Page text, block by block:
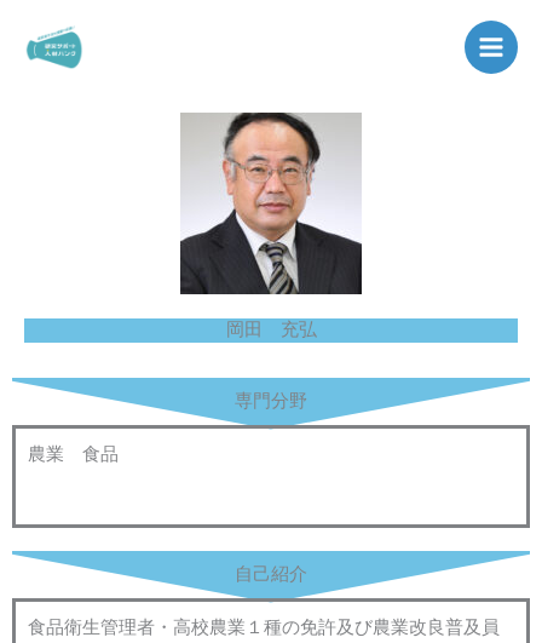
岡田 充弘
専門分野
農業 食品
自己紹介
食品衛生管理者・高校農業１種の免許及び農業改良普及員